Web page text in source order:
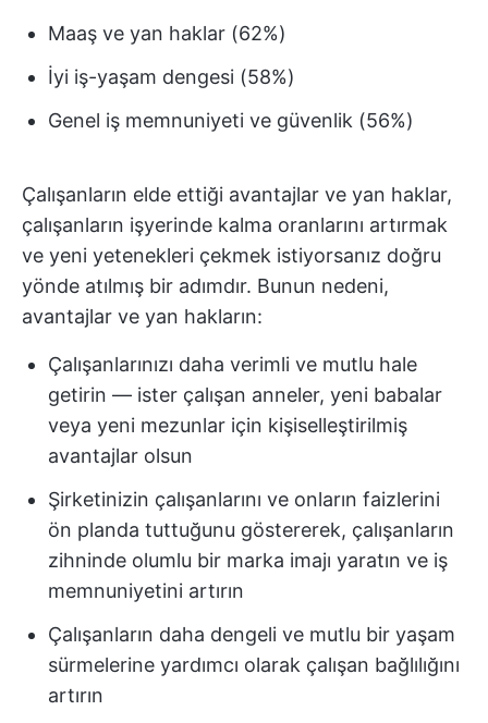
Maaş ve yan haklar (62%)
İyi iş-yaşam dengesi (58%)
Genel iş memnuniyeti ve güvenlik (56%)
Çalışanların elde ettiği avantajlar ve yan haklar,
çalışanların işyerinde kalma oranlarını artırmak
ve yeni yetenekleri çekmek istiyorsanız doğru
yönde atılmış bir adımdır. Bunun nedeni,
avantajlar ve yan hakların:
Çalışanlarınızı daha verimli ve mutlu hale
getirin — ister çalışan anneler, yeni babalar
veya yeni mezunlar için kişiselleştirilmiş
avantajlar olsun
Şirketinizin çalışanlarını ve onların faizlerini
ön planda tuttuğunu göstererek, çalışanların
zihninde olumlu bir marka imajı yaratın ve iş
memnuniyetini artırın
Çalışanların daha dengeli ve mutlu bir yaşam
sürmelerine yardımcı olarak çalışan bağlılığını
artırın